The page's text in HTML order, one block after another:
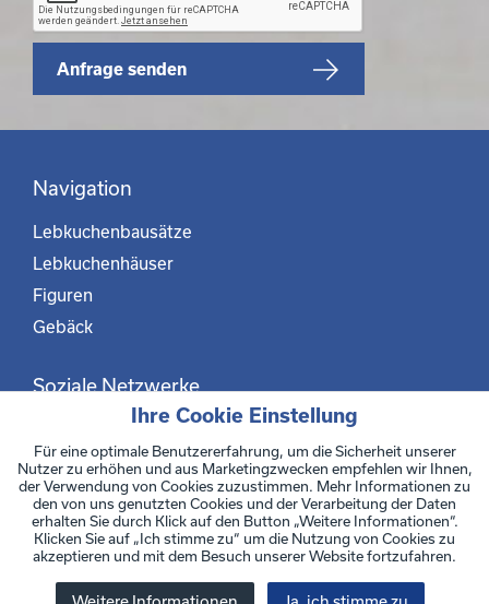
Anfrage senden
Navigation
Lebkuchenbausätze
Lebkuchenhäuser
Figuren
Gebäck
Soziale Netzwerke
Instagram
Datenschutzerklärung
Impressum
Cookie-Einstellungen
© 2026 - Pertzborn GmbH
Ihre Cookie Einstellung
Für eine optimale Benutzererfahrung, um die Sicherheit unserer
Nutzer zu erhöhen und aus Marketingzwecken empfehlen wir Ihnen,
der Verwendung von Cookies zuzustimmen. Mehr Informationen zu
den von uns genutzten Cookies und der Verarbeitung der Daten
erhalten Sie durch Klick auf den Button „Weitere Informationen“.
Klicken Sie auf „Ich stimme zu“ um die Nutzung von Cookies zu
akzeptieren und mit dem Besuch unserer Website fortzufahren.